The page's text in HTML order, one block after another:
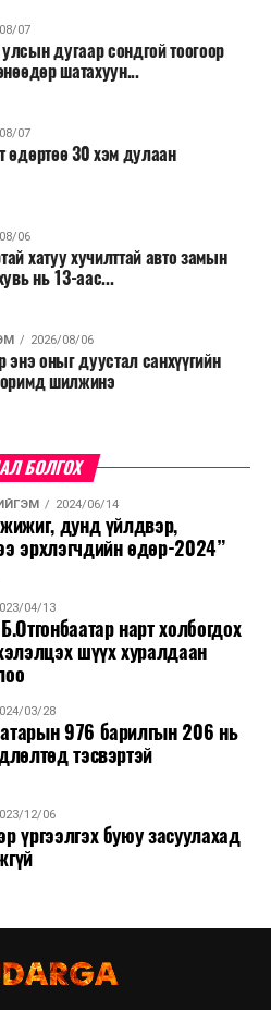
07
дугаар сондгой тоогоор
шатахуун...
07
өдөртөө 30 хэм дулаан
06
хатуу хучилттай авто замын
нь 13-аас...
2026/08/06
энэ оныг дуустал санхүүгийн
шилжинэ
БОЛГОХ
2024/06/14
дунд үйлдвэр,
эрхлэгчдийн өдөр-2024”
04/13
нарт холбогдох
шүүх хуралдаан
03/28
976 барилгын 206 нь
тэсвэртэй
12/06
үргээлгэх буюу засуулахад